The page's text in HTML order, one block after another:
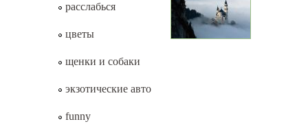
расслабься
цветы
щенки и собаки
экзотические авто
funny